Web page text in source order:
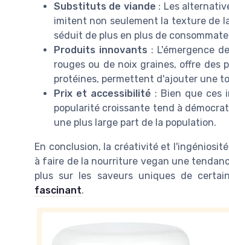
Substituts de viande : Les
imitent non seulement la texture de
séduit de plus en plus de
Produits innovants : L'émergence
rouges ou de noix graines, offre des
protéines, permettent d'ajouter une
Prix et accessibilité : Bien que ces
popularité croissante tend à
une plus large part de la population.
En conclusion, la créativité et
à faire de la nourriture vegan une
plus sur les saveurs uniques de
fascinant.